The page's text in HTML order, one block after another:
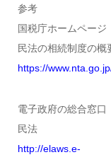
参考
国税庁ホームページ
民法の相続制度の概
https://
電子政府の総合窓
民法
http://elaws.e-